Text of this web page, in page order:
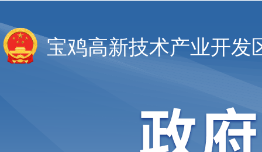
宝鸡高新技术产业开发